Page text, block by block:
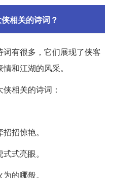
相关的诗词？
有很多，它们展现了侠客
和江湖的风采。
相关的诗词：
招惊艳。
式亮眼。
的哪般。